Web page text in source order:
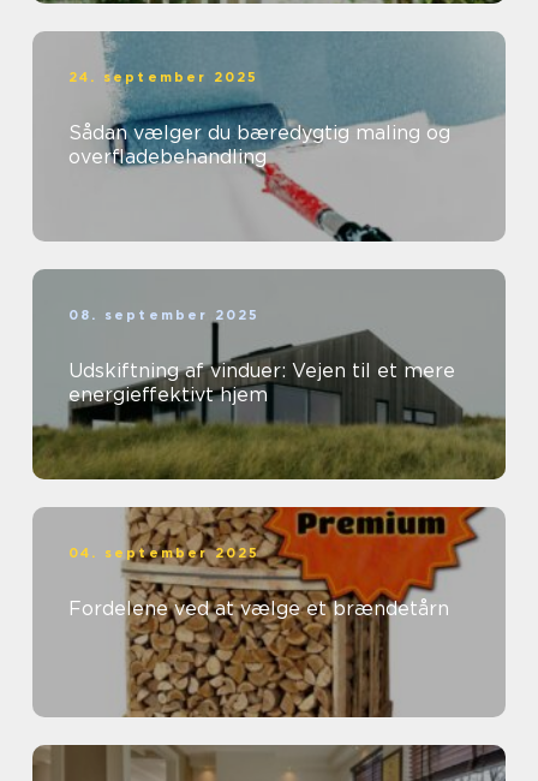
24. september 2025
Sådan vælger du bæredygtig maling og
overfladebehandling
08. september 2025
Udskiftning af vinduer: Vejen til et mere
energieffektivt hjem
04. september 2025
Fordelene ved at vælge et brændetårn